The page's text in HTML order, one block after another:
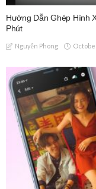
Hướng Dẫn Ghép Hình
Phút
Nguyễn Phong